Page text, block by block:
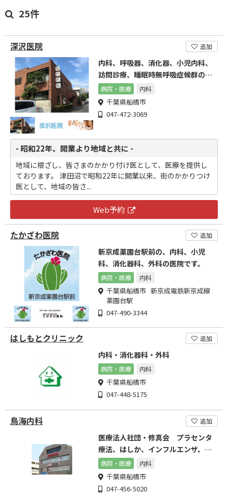
25件
深沢医院 追加
内科、呼吸器、消化器、小児内科、
訪問診療、睡眠時無呼吸症候群の診
察病院・医療 内科
千葉県船橋市
047-472-3069
- 昭和22年、開業より地域と共に -
地域に根ざし、皆さまのかかり付け医として、医療を提供し
ております。 津田沼で昭和22年に開業以来、街のかかりつけ
医として、地域の皆さ...
Web予約
たかざわ医院 追加
新京成薬園台駅前の、内科、小児
科、消化器科、外科の医院です。
病院・医療 内科
千葉県船橋市 新京成電鉄新京成線
薬園台駅
047-490-3344
はしもとクリニック 追加
内科・消化器科・外科
病院・医療 内科
千葉県船橋市
047-448-5175
鳥海内科 追加
医療法人社団・修真会 プラセンタ
療法、はしか、インフルエンザ、内
科・内分泌代謝・生活習慣病
病院・医療 内科
千葉県船橋市
047-456-5020